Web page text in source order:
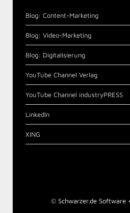
Blog: Content-Marketing
Blog: Video-Marketing
Blog: Digitalisierung
YouTube Channel Verlag
YouTube Channel industryPRESS
LinkedIn
XING
© Schwarzer.de Software